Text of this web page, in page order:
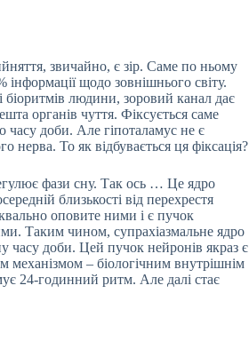
звичайно, є зір. Саме по ньому
щодо зовнішнього світу.
біоритмів людини, зоровий канал дає
органів чуття. Фіксується саме
часу доби. Але гіпоталамус не є
нерва. То як відбувається ця фіксація?
фази сну. Так ось … Це ядро
близькості від перехрестя
оповите ними і є пучок
Таким чином, супрахіазмальне ядро
часу доби. Цей пучок нейронів якраз є
– біологічним внутрішнім
24-годинний ритм. Але далі стає